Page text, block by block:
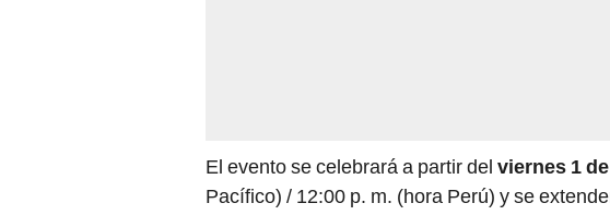
El evento se celebrará a partir del viernes 1
Pacífico) / 12:00 p. m. (hora Perú) y se